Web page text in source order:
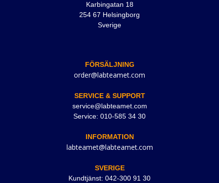
Karbingatan 18
254 67 Helsingborg
Sverige
FÖRSÄLJNING
order@labteamet.com
SERVICE & SUPPORT
service@labteamet.com
Service: 010-585 34 30
INFORMATION
labteamet@labteamet.com
SVERIGE
Kundtjänst: 042-300 91 30